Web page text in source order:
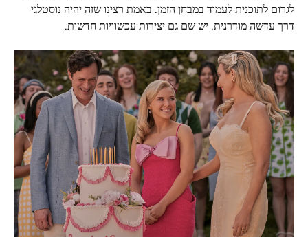
לגרום לתוכנית לעמוד במבחן הזמן. באמת רצינו שזה יהיה נוסטלגי
דרך עדשה מודרנית. יש שם גם יצירות עכשוויות חדשות.